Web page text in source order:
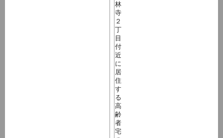
林
寺
２
丁
目
付
近
に
居
住
す
る
高
齢
者
宅